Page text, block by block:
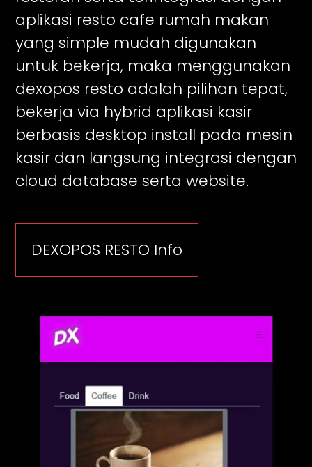
aplikasi resto cafe rumah makan
yang simple mudah digunakan
untuk bekerja, maka menggunakan
dexopos resto adalah pilihan tepat,
bekerja via hybrid aplikasi kasir
berbasis desktop install pada mesin
kasir dan langsung integrasi dengan
cloud database serta website.
DEXOPOS RESTO Info